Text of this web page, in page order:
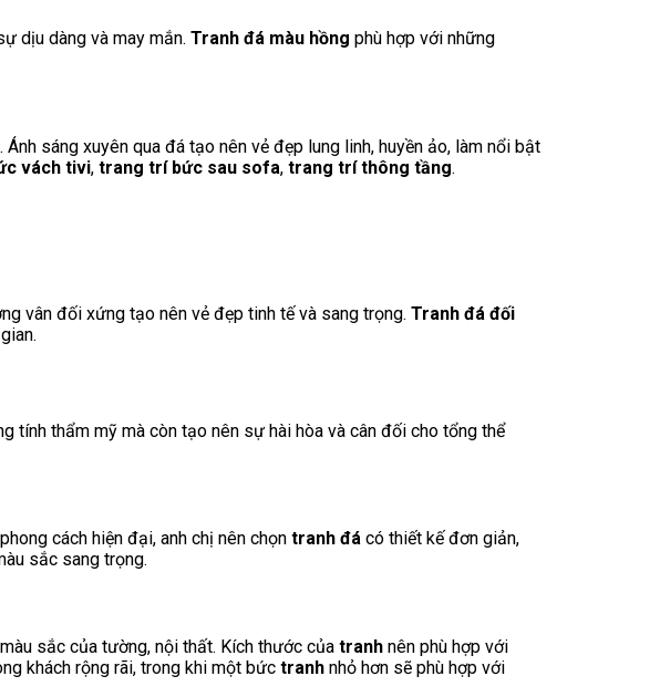
dịu dàng và may mắn. Tranh đá màu hồng phù hợp với những
sáng xuyên qua đá tạo nên vẻ đẹp lung linh, huyền ảo, làm nổi bật
vách tivi, trang trí bức sau sofa, trang trí thông tầng.
vân đối xứng tạo nên vẻ đẹp tinh tế và sang trọng. Tranh đá đối
tính thẩm mỹ mà còn tạo nên sự hài hòa và cân đối cho tổng thể
cách hiện đại, anh chị nên chọn tranh đá có thiết kế đơn giản,
sắc sang trọng.
sắc của tường, nội thất. Kích thước của tranh nên phù hợp với
khách rộng rãi, trong khi một bức tranh nhỏ hơn sẽ phù hợp với